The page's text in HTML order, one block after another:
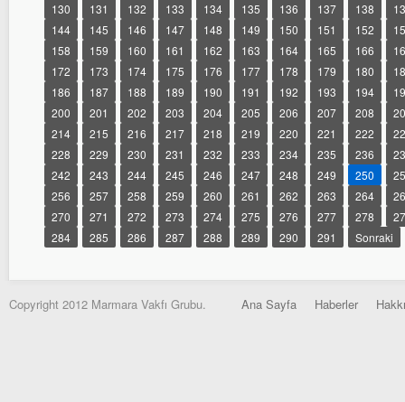
130
131 132 133 134 135 136 137 138
144
145 146 147 148 149 150 151 152
158
159 160 161 162 163 164 165 166
172
173 174 175 176 177 178 179 180
186
187 188 189 190 191 192 193 194
200
201 202 203 204 205 206 207 208
214
215 216 217 218 219 220 221 222
228
229 230 231 232 233 234 235 236
242
243 244 245 246 247 248 249 250
256
257 258 259 260 261 262 263 264
270
271 272 273 274 275 276 277 278
284
285 286 287 288 289 290 291 Sonraki
Copyright 2012 Marmara Vakfı Grubu. Ana Sayfa Haberler